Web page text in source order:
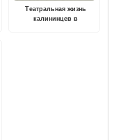
Театральная жизнь
калининцев в